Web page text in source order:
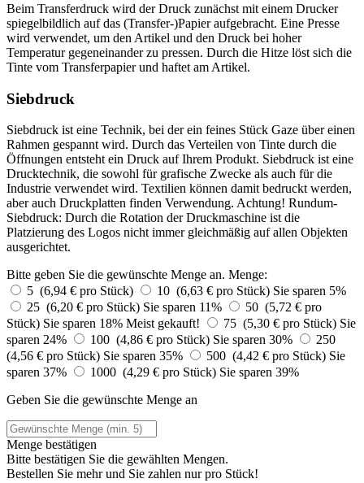
Beim Transferdruck wird der Druck zunächst mit einem Drucker
spiegelbildlich auf das (Transfer-)Papier aufgebracht. Eine Presse
wird verwendet, um den Artikel und den Druck bei hoher
Temperatur gegeneinander zu pressen. Durch die Hitze löst sich die
Tinte vom Transferpapier und haftet am Artikel.
Siebdruck
Siebdruck ist eine Technik, bei der ein feines Stück Gaze über einen
Rahmen gespannt wird. Durch das Verteilen von Tinte durch die
Öffnungen entsteht ein Druck auf Ihrem Produkt. Siebdruck ist eine
Drucktechnik, die sowohl für grafische Zwecke als auch für die
Industrie verwendet wird. Textilien können damit bedruckt werden,
aber auch Druckplatten finden Verwendung. Achtung! Rundum-
Siebdruck: Durch die Rotation der Druckmaschine ist die
Platzierung des Logos nicht immer gleichmäßig auf allen Objekten
ausgerichtet.
Bitte geben Sie die gewünschte Menge an. Menge:
5 (6,94 € pro Stück)
10 (6,63 € pro Stück) Sie sparen 5%
25 (6,20 € pro Stück) Sie sparen 11%
50 (5,72 € pro
Stück) Sie sparen 18% Meist gekauft! 75 (5,30 € pro Stück) Sie
sparen 24%
100 (4,86 € pro Stück) Sie sparen 30%
250
(4,56 € pro Stück) Sie sparen 35% 500 (4,42 € pro Stück) Sie
sparen 37%
1000 (4,29 € pro Stück) Sie sparen 39%
Geben Sie die gewünschte Menge an
Menge bestätigen
Bitte bestätigen Sie die gewählten Mengen.
Bestellen Sie mehr und Sie zahlen nurpro Stück!